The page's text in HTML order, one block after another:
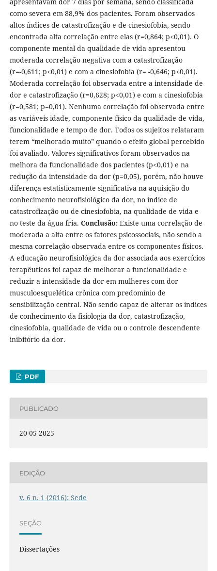
como severa em 88,9% dos pacientes. Foram observados
altos índices de catastrofização e de cinesiofobia, sendo
encontrada alta correlação entre elas (r=0,864; p<0,01). O
componente mental da qualidade de vida apresentou
moderada correlação negativa com a catastrofização
(r=-0,611; p<0,01) e com a cinesiofobia (r= -0,646; p<0,01).
Moderada correlação foi observada entre a intensidade de
dor e catastrofização (r=0,628; p<0,01) e com a cinesiofobia
(r=0,581; p=0,01). Nenhuma correlação foi observada entre
as variáveis idade, componente físico da qualidade de vida,
funcionalidade e tempo de dor. Todos os sujeitos relataram
terem “melhorado muito” quando o efeito global percebido
foi avaliado. Valores significativos foram observados na
melhora da funcionalidade dos pacientes (p<0,01) e na
redução da intensidade da dor (p=0,05), porém, não houve
diferença estatisticamente significativa na aquisição do
conhecimento neurofisiológico da dor, no índice de
catastrofização ou de cinesiofobia, na qualidade de vida e
no teste da água fria. Conclusão: Existe uma correlação de
moderada a alta entre os fatores psicossociais, não sendo a
mesma correlação observada entre os componentes físicos.
A educação neurofisiológica da dor associada aos exercícios
terapêuticos foi capaz de melhorar a funcionalidade e
reduzir a intensidade da dor em mulheres com dor
musculoesquelética crônica com predomínio de
sensibilização central. Não sendo capaz de alterar os índices
de conhecimento da fisiologia da dor, catastrofização,
cinesiofobia, qualidade de vida ou o controle descendente
inibitório da dor.
PDF
PUBLICADO
20-05-2025
EDIÇÃO
v. 6 n. 1 (2016): Sede
SEÇÃO
Dissertações